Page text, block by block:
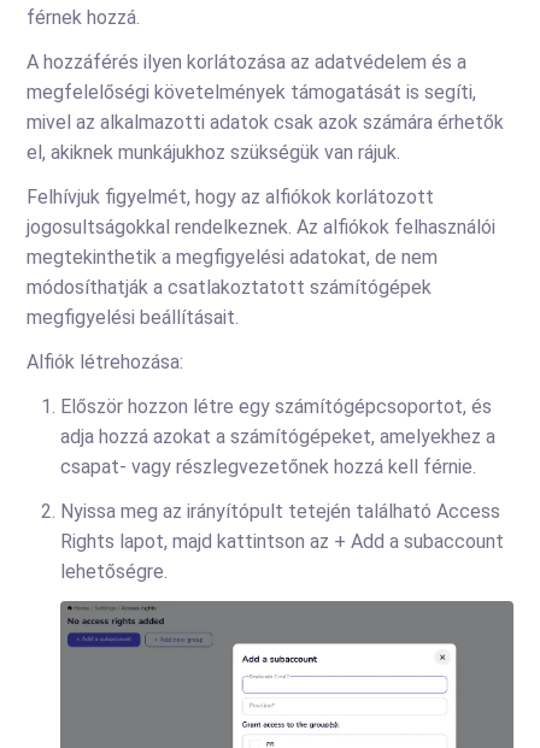
férnek hozzá.
A hozzáférés ilyen korlátozása az adatvédelem és a
megfelelőségi követelmények támogatását is segíti,
mivel az alkalmazotti adatok csak azok számára érhetők
el, akiknek munkájukhoz szükségük van rájuk.
Felhívjuk figyelmét, hogy az alfiókok korlátozott
jogosultságokkal rendelkeznek. Az alfiókok felhasználói
megtekinthetik a megfigyelési adatokat, de nem
módosíthatják a csatlakoztatott számítógépek
megfigyelési beállításait.
Alfiók létrehozása:
Először hozzon létre egy számítógépcsoportot, és
adja hozzá azokat a számítógépeket, amelyekhez a
csapat- vagy részlegvezetőnek hozzá kell férnie.
Nyissa meg az irányítópult tetején található Access
Rights lapot, majd kattintson az + Add a subaccount
lehetőségre.